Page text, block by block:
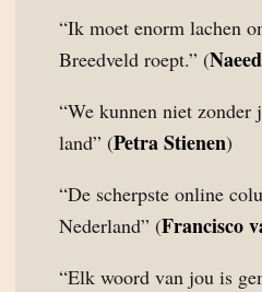
“Ik moet enorm lachen
Breedveld roept.” (
“We kunnen niet
land” (Petra Stienen)
“De scherpste online
Nederland” (Francisco
“Elk woord van jou is